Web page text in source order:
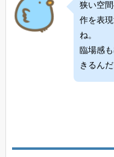
狭い空
作を表
ね。
臨場感
きるんだ